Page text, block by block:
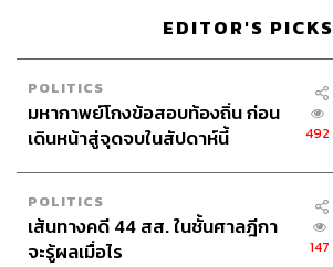
EDITOR'S PICKS
POLITICS
มหากาพย์โกงข้อสอบท้องถิ่น ก่อน
เดินหน้าสู่จุดจบในสัปดาห์นี้
492
POLITICS
เส้นทางคดี 44 สส. ในชั้นศาลฎีกา
จะรู้ผลเมื่อไร
147